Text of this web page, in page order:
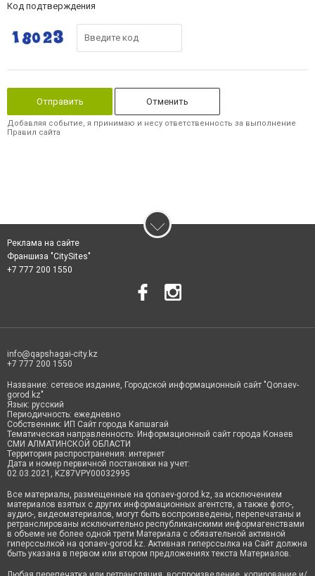
Код подтверждения
Отменить
Добавляя событие, я принимаю и несу ответственность за выполнение
Правил сайта
Реклама на сайте
Франшиза "CitySites"
+7 777 200 1550
info@qapshagai-city.kz
+7 777 200 1550
Название: сетевое издание, Городской информационный сайт "Qonaev-
gorod.kz"
Язык: русский
Периодичность: ежедневно
Собственник: ИП Сайт города Капшагай
Тематическая направленность: Информационный сайт города Конаев
СМИ АЛМАТИНСКОЙ ОБЛАСТИ
Территория распространения: интернет
Дата и номер первичной постановки на учет:
02.03.2021, KZ87VPY00032995
Все материалы, размещенные на qonaev-gorod.kz, за исключением
материалов взятых с других информационных агентств, а также фото-,
аудио-, видеоматериалов, могут быть воспроизведены, перепечатаны и
ретранслированы исключительно республиканскими информагенствами
в объеме не более одной трети Материала с обязательной активной
гиперссылкой на qonaev-gorod.kz. Активная гиперссылка на Сайт должна
быть указана в первом или втором предложениях текста Материалов.